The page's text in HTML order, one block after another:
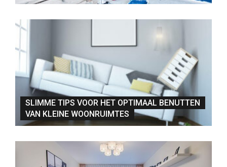
SLIMME TIPS VOOR HET OPTIMAAL BENUTTEN
VAN KLEINE WOONRUIMTES